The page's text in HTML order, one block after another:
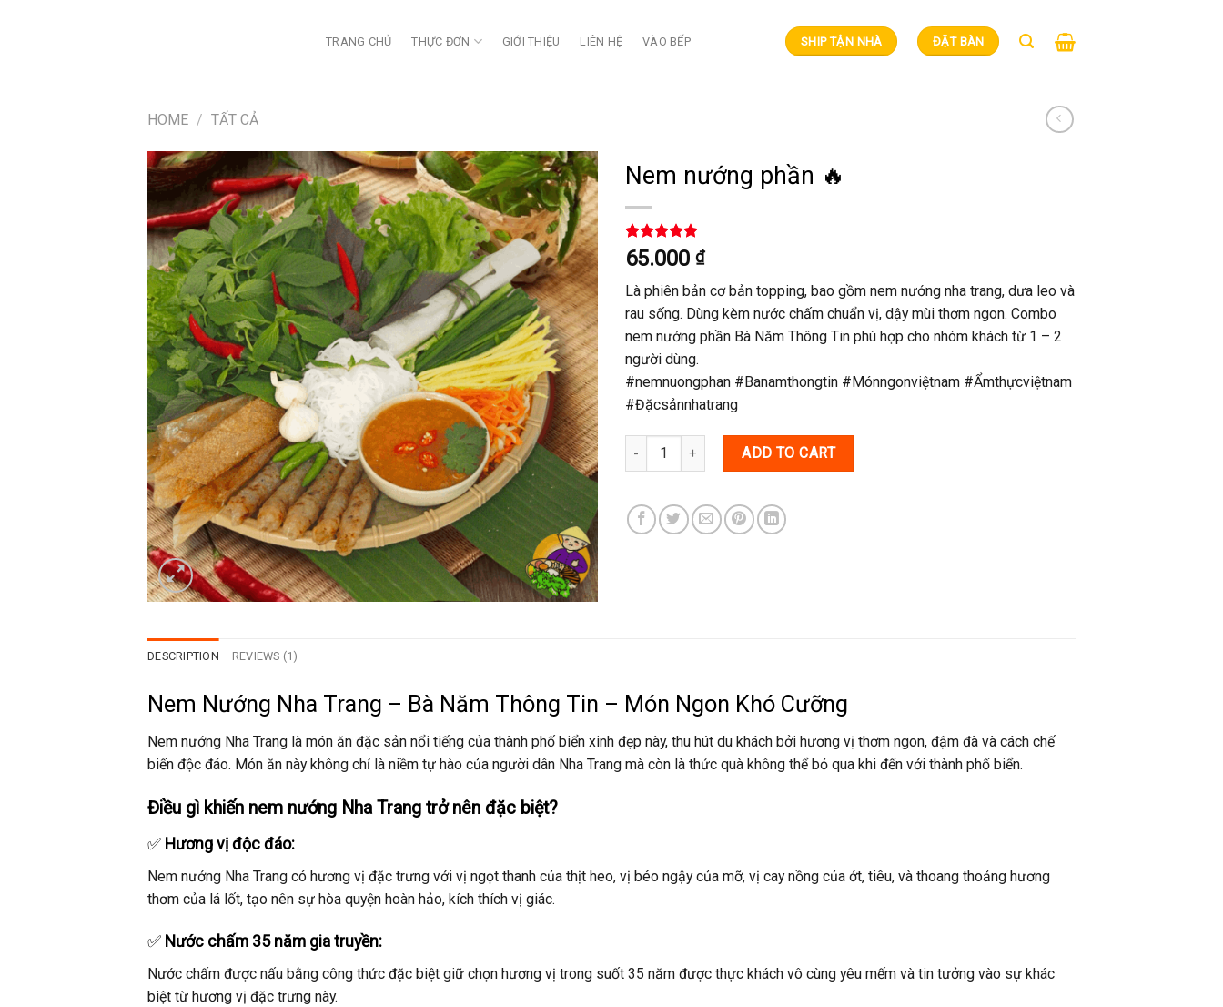
TRANG CHỦ THỰC ĐƠN GIỚI THIỆU LIÊN HỆ VÀO BẾP SHIP TẬN NHÀ ĐẶT BÀN
HOME / TẤT CẢ
Nem nướng phần 🔥
Rated5.00
out of 5
1
customer
rating
65.000 ₫
Là phiên bản cơ bản topping, bao gồm nem nướng nha trang, dưa leo và
rau sống. Dùng kèm nước chấm chuẩn vị, dậy mùi thơm ngon. Combo
nem nướng phần Bà Năm Thông Tin phù hợp cho nhóm khách từ 1 – 2
người dùng.
#nemnuongphan #Banamthongtin #Mónngonviệtnam #Ẩmthựcviệtnam
#Đặcsảnnhatrang
Nem nướng phần 🔥 quantity
ADD TO CART
DESCRIPTION REVIEWS (1)
Nem Nướng Nha Trang – Bà Năm Thông Tin – Món Ngon Khó Cưỡng
Nem nướng Nha Trang là món ăn đặc sản nổi tiếng của thành phố biển xinh đẹp này, thu hút du khách bởi hương vị thơm ngon, đậm đà và cách chế
biến độc đáo. Món ăn này không chỉ là niềm tự hào của người dân Nha Trang mà còn là thức quà không thể bỏ qua khi đến với thành phố biển.
Điều gì khiến nem nướng Nha Trang trở nên đặc biệt?
✅ Hương vị độc đáo:
Nem nướng Nha Trang có hương vị đặc trưng với vị ngọt thanh của thịt heo, vị béo ngậy của mỡ, vị cay nồng của ớt, tiêu, và thoang thoảng hương
thơm của lá lốt, tạo nên sự hòa quyện hoàn hảo, kích thích vị giác.
✅ Nước chấm 35 năm gia truyền:
Nước chấm được nấu bằng công thức đặc biệt giữ chọn hương vị trong suốt 35 năm được thực khách vô cùng yêu mếm và tin tưởng vào sự khác
biệt từ hương vị đặc trưng này.